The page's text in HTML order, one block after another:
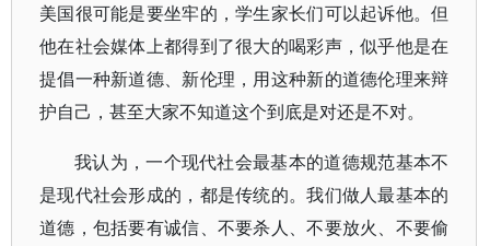
美国很可能是要坐牢的，学生家长们可以起诉他。但
他在社会媒体上都得到了很大的喝彩声，似乎他是在
提倡一种新道德、新伦理，用这种新的道德伦理来辩
护自己，甚至大家不知道这个到底是对还是不对。
我认为，一个现代社会最基本的道德规范基本不
是现代社会形成的，都是传统的。我们做人最基本的
道德，包括要有诚信、不要杀人、不要放火、不要偷